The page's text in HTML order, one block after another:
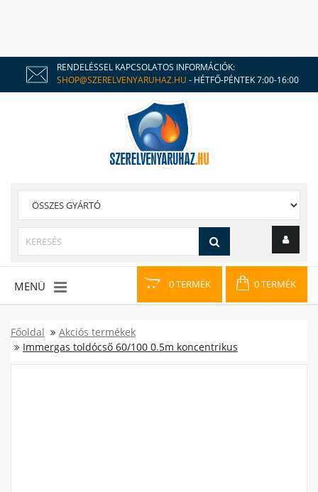
RENDELÉSSEL KAPCSOLATOS INFORMÁCIÓK:
SHOP@SZERELVENYARUHAZ.HU - HÉTFŐ-PÉNTEK 7:00-16:00
0 TERMÉK 0 TERMÉK
MENÜ
Főoldal
Akciós termékek
Immergas toldócső 60/100 0.5m koncentrikus